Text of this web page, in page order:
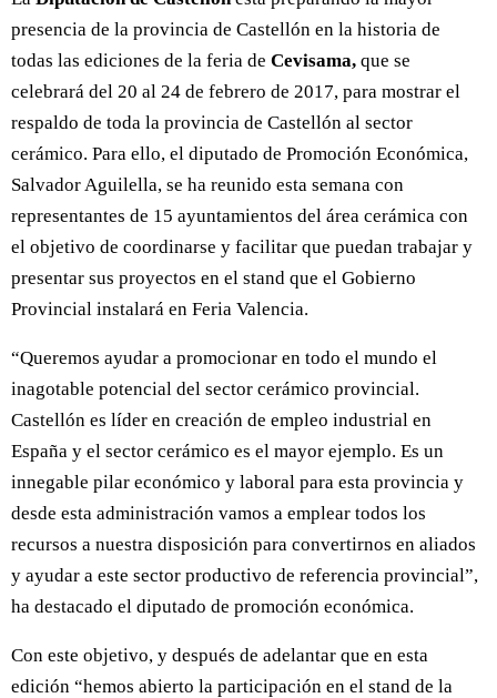
presencia de la provincia de Castellón en la historia de
todas las ediciones de la feria de Cevisama, que se
celebrará del 20 al 24 de febrero de 2017, para mostrar el
respaldo de toda la provincia de Castellón al sector
cerámico. Para ello, el diputado de Promoción Económica,
Salvador Aguilella, se ha reunido esta semana con
representantes de 15 ayuntamientos del área cerámica con
el objetivo de coordinarse y facilitar que puedan trabajar y
presentar sus proyectos en el stand que el Gobierno
Provincial instalará en Feria Valencia.
“Queremos ayudar a promocionar en todo el mundo el
inagotable potencial del sector cerámico provincial.
Castellón es líder en creación de empleo industrial en
España y el sector cerámico es el mayor ejemplo. Es un
innegable pilar económico y laboral para esta provincia y
desde esta administración vamos a emplear todos los
recursos a nuestra disposición para convertirnos en aliados
y ayudar a este sector productivo de referencia provincial”,
ha destacado el diputado de promoción económica.
Con este objetivo, y después de adelantar que en esta
edición “hemos abierto la participación en el stand de la